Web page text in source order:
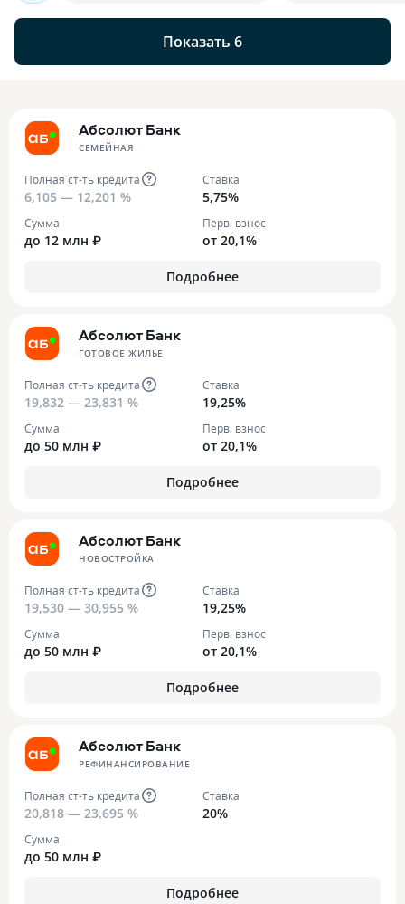
Показать 6
Абсолют Банк
СЕМЕЙНАЯ
Полная ст-ть кредита
6,105 — 12,201 %
Ставка
5,75%
Сумма
до 12 млн ₽
Перв. взнос
от 20,1%
Подробнее
Абсолют Банк
ГОТОВОЕ ЖИЛЬЕ
Полная ст-ть кредита
19,832 — 23,831 %
Ставка
19,25%
Сумма
до 50 млн ₽
Перв. взнос
от 20,1%
Подробнее
Абсолют Банк
НОВОСТРОЙКА
Полная ст-ть кредита
19,530 — 30,955 %
Ставка
19,25%
Сумма
до 50 млн ₽
Перв. взнос
от 20,1%
Подробнее
Абсолют Банк
РЕФИНАНСИРОВАНИЕ
Полная ст-ть кредита
20,818 — 23,695 %
Ставка
20%
Сумма
до 50 млн ₽
Подробнее